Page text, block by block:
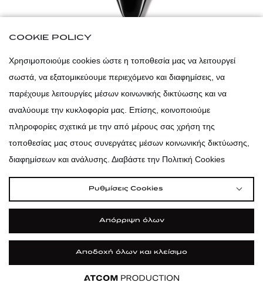
ΔΩΡΟ
LANCÔME ABSOLUE
Serum, Tool, με την αγορά του Absolue
L'extrait - The Elixir Concentrate.
COOKIE POLICY
Χρησιμοποιούμε cookies ώστε η τοποθεσία μας να λειτουργεί
σωστά, να εξατομικεύουμε περιεχόμενο και διαφημίσεις, να
παρέχουμε λειτουργίες μέσων κοινωνικής δικτύωσης και να
αναλύουμε την κυκλοφορία μας. Επίσης, κοινοποιούμε
πληροφορίες σχετικά με την από μέρους σας χρήση της
τοποθεσίας μας στους συνεργάτες μέσων κοινωνικής δικτύωσης,
διαφημίσεων και ανάλυσης. Διαβάστε την Πολιτική Cookies
Ρυθμίσεις Cookies
Απόρριψη όλων
Αποδοχή όλων και κλείσιμο